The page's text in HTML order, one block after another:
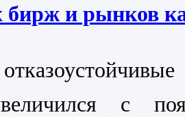
бирж и рынков
с